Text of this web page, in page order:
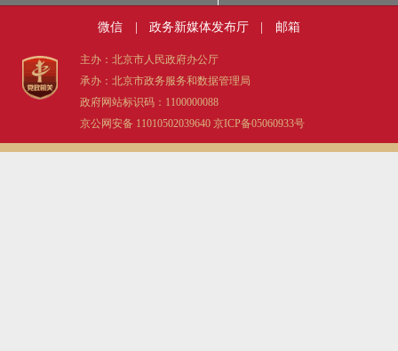
微信 政务新媒体发布厅 邮箱
主办：北京市人民政府办公厅
承办：北京市政务服务和数据管理局
政府网站标识码：1100000088
京公网安备 11010502039640 京ICP备05060933号